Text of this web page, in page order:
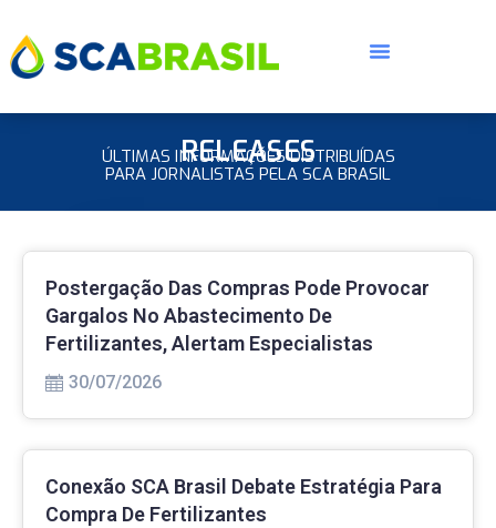
RELEASES
ÚLTIMAS INFORMAÇÕES DISTRIBUÍDAS
PARA JORNALISTAS PELA SCA BRASIL
Postergação Das Compras Pode Provocar
Gargalos No Abastecimento De
Fertilizantes, Alertam Especialistas
30/07/2026
Conexão SCA Brasil Debate Estratégia Para
Compra De Fertilizantes